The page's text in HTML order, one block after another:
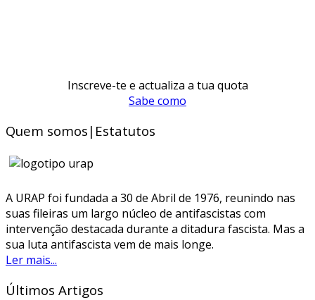
Inscreve-te e actualiza a tua quota
Sabe como
Quem somos|Estatutos
A URAP foi fundada a 30 de Abril de 1976, reunindo nas
suas fileiras um largo núcleo de antifascistas com
intervenção destacada durante a ditadura fascista. Mas a
sua luta antifascista vem de mais longe.
Ler mais...
Últimos Artigos